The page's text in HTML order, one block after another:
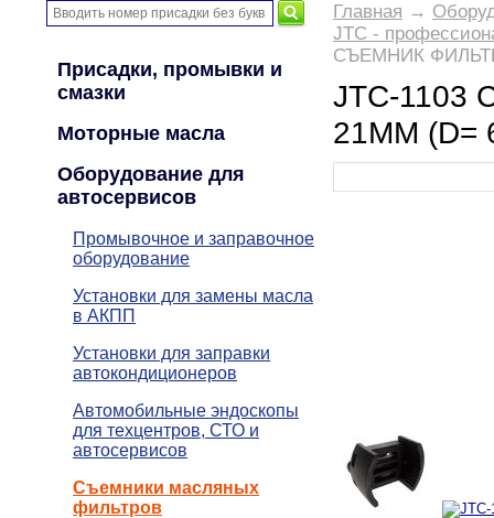
Главная →
JTC -
СЪЕМНИК
JTC-
21ММ (D=
Присадки, промывки и
смазки
Моторные масла
Оборудование для
автосервисов
Промывочное и заправочное
оборудование
Установки для замены масла
в АКПП
Установки для заправки
автокондиционеров
Автомобильные эндоскопы
для техцентров, СТО и
автосервисов
Съемники масляных
фильтров